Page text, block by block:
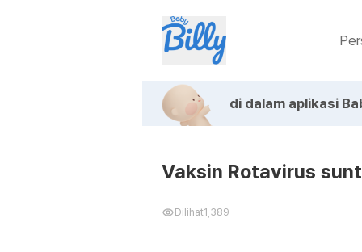
di dalam aplikasi
Vaksin Rotavirus
Dilihat1,389